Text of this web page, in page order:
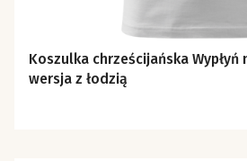
Koszulka chrześcijańska Wypłyń
wersja z łodzią